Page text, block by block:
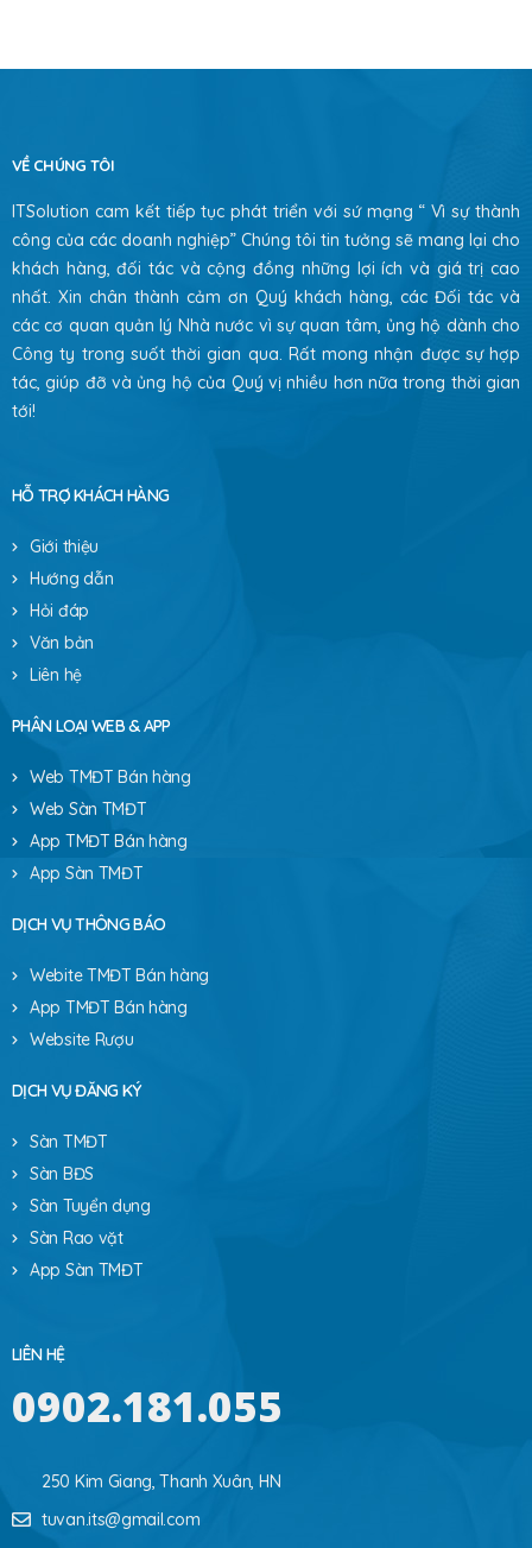
VỀ CHÚNG TÔI
ITSolution cam kết tiếp tục phát triển với sứ mạng “ Vì sự thành
công của các doanh nghiệp” Chúng tôi tin tưởng sẽ mang lại cho
khách hàng, đối tác và cộng đồng những lợi ích và giá trị cao
nhất. Xin chân thành cảm ơn Quý khách hàng, các Đối tác và
các cơ quan quản lý Nhà nước vì sự quan tâm, ủng hộ dành cho
Công ty trong suốt thời gian qua. Rất mong nhận được sự hợp
tác, giúp đỡ và ủng hộ của Quý vị nhiều hơn nữa trong thời gian
tới!
HỖ TRỢ KHÁCH HÀNG
Giới thiệu
Hướng dẫn
Hỏi đáp
Văn bản
Liên hệ
PHÂN LOẠI WEB & APP
Web TMĐT Bán hàng
Web Sàn TMĐT
App TMĐT Bán hàng
App Sàn TMĐT
DỊCH VỤ THÔNG BÁO
Webite TMĐT Bán hàng
App TMĐT Bán hàng
Website Rượu
DỊCH VỤ ĐĂNG KÝ
Sàn TMĐT
Sàn BĐS
Sàn Tuyển dụng
Sàn Rao vặt
App Sàn TMĐT
LIÊN HỆ
0902.181.055
250 Kim Giang, Thanh Xuân, HN
tuvan.its@gmail.com